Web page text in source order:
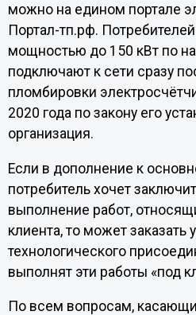
можно на едином портале
Портал-тп.рф.
мощностью до 150 кВт по
подключают к сети сразу
пломбировки
2020 года по закону его
организация.
Если в дополнение к
потребитель хочет
выполнение работ,
клиента, то может заказать
технологического
выполнят эти работы «под
По всем вопросам,